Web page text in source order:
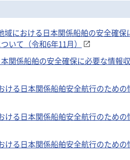
域における日本関係船舶の安全確
いて（令和6年11月）
関係船舶の安全確保に必要な情報
ける日本関係船舶安全航行のため
ける日本関係船舶安全航行のため
ける日本関係船舶安全航行のため